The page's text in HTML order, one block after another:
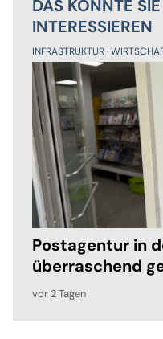
DAS KÖNNTE
INTERESSIEREN
INFRASTRUKTUR
Postagentur in
überraschend
vor 2 Tagen